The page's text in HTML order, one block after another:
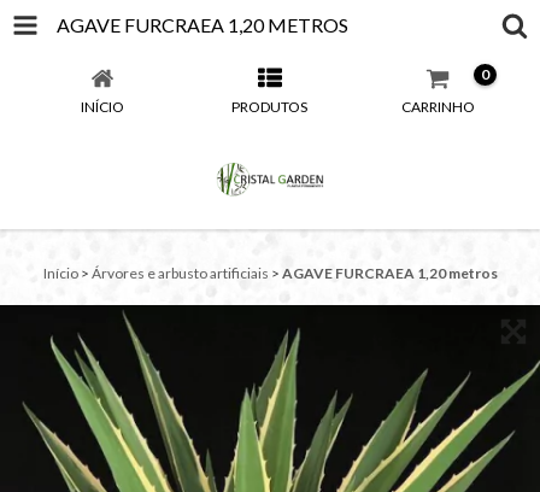
AGAVE FURCRAEA 1,20 METROS
INÍCIO PRODUTOS CARRINHO
0
Início > Árvores e arbusto artificiais > AGAVE FURCRAEA 1,20 metros